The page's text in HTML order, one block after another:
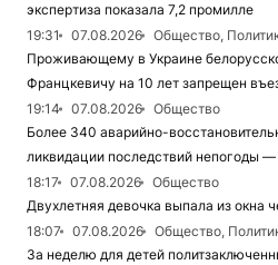
экспертиза показала 7,2 промилле
19:31
07.08.2026
Общество,
Проживающему в Украине
Францкевичу на 10 лет запрещен
19:14
07.08.2026
Общество
Более 340 аварийно-
ликвидации последствий непогоды
18:17
07.08.2026
Общество
Двухлетняя девочка выпала из окна
18:07
07.08.2026
Общество,
За неделю для детей